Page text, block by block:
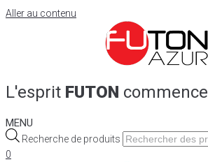
Aller au contenu
L'esprit FUTON commence
MENU
Recherche de produits
0